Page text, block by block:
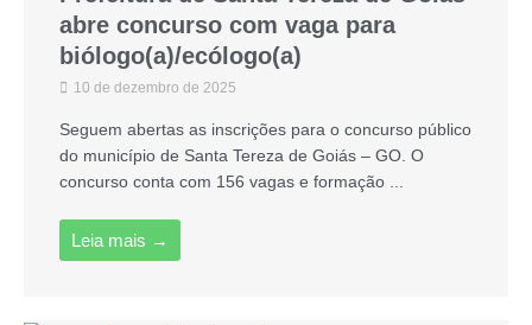
abre concurso com vaga para
biólogo(a)/ecólogo(a)
10 de dezembro de 2025
Seguem abertas as inscrições para o concurso público
do município de Santa Tereza de Goiás – GO. O
concurso conta com 156 vagas e formação ...
Leia mais →